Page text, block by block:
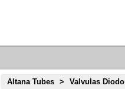
Altana Tubes > Valvulas Diodo